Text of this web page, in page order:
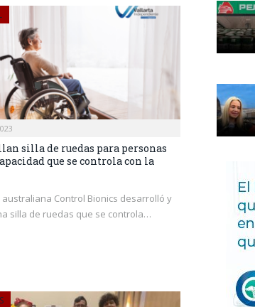
silla de ruedas para personas
que se controla con la
australiana Control Bionics desarrolló y
silla de ruedas que se controla…